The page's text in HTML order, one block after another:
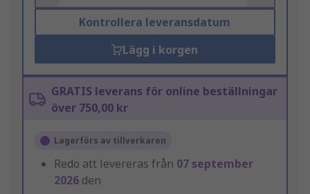
Kontrollera leveransdatum
Lägg i korgen
GRATIS leverans för online beställningar
över 750,00 kr
Lagerförs av tillverkaren
Redo att levereras från 07 september
2026 den